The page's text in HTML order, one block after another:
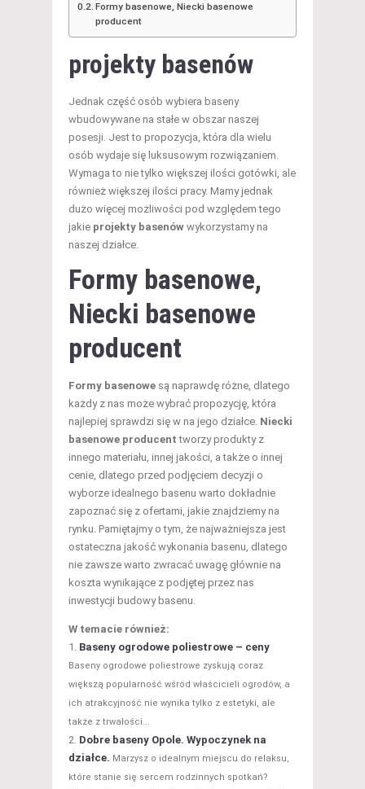
Formy basenowe, Niecki basenowe
producent
projekty basenów
Jednak część osób wybiera baseny
wbudowywane na stałe w obszar naszej
posesji. Jest to propozycja, która dla wielu
osób wydaje się luksusowym rozwiązaniem.
Wymaga to nie tylko większej ilości gotówki, ale
również większej ilości pracy. Mamy jednak
dużo więcej możliwości pod względem tego
jakie projekty basenów wykorzystamy na
naszej działce.
Formy basenowe,
Niecki basenowe
producent
Formy basenowe są naprawdę różne, dlatego
każdy z nas może wybrać propozycję, która
najlepiej sprawdzi się w na jego działce. Niecki
basenowe producent tworzy produkty z
innego materiału, innej jakości, a także o innej
cenie, dlatego przed podjęciem decyzji o
wyborze idealnego basenu warto dokładnie
zapoznać się z ofertami, jakie znajdziemy na
rynku. Pamiętajmy o tym, że najważniejsza jest
ostateczna jakość wykonania basenu, dlatego
nie zawsze warto zwracać uwagę głównie na
koszta wynikające z podjętej przez nas
inwestycji budowy basenu.
W temacie również:
Baseny ogrodowe poliestrowe – ceny
Baseny ogrodowe poliestrowe zyskują coraz
większą popularność wśród właścicieli ogrodów, a
ich atrakcyjność nie wynika tylko z estetyki, ale
także z trwałości...
Dobre baseny Opole. Wypoczynek na
działce. Marzysz o idealnym miejscu do relaksu,
które stanie się sercem rodzinnych spotkań?